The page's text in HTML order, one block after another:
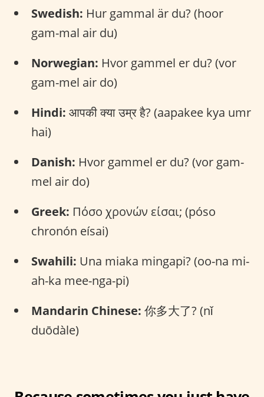
Swedish: Hur gammal är du? (hoor
gam-mal air du)
Norwegian: Hvor gammel er du? (vor
gam-mel air do)
Hindi: आपकी क्या उम्र है? (aapakee kya umr
hai)
Danish: Hvor gammel er du? (vor gam-
mel air do)
Greek: Πόσο χρονών είσαι; (póso
chronón eísai)
Swahili: Una miaka mingapi? (oo-na mi-
ah-ka mee-nga-pi)
Mandarin Chinese: 你多大了? (nǐ
duōdàle)